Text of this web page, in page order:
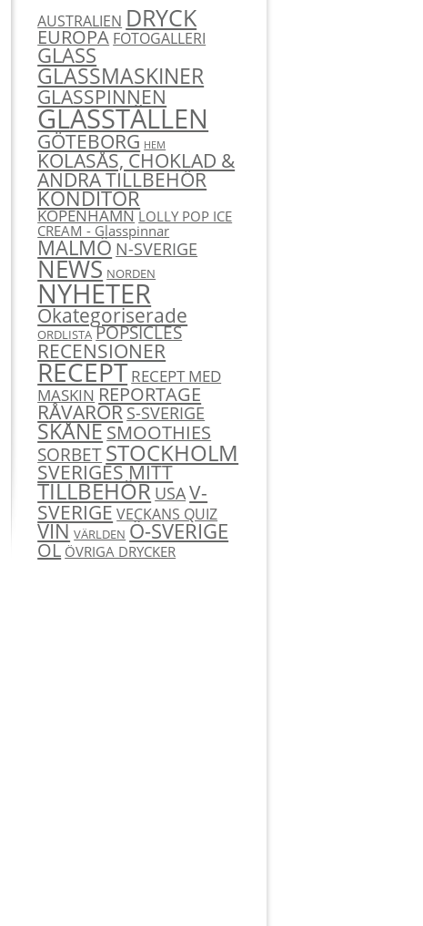
AUSTRALIEN DRYCK
EUROPA FOTOGALLERI
GLASS
GLASSMASKINER
GLASSPINNEN
GLASSTÄLLEN
GÖTEBORG HEM
KOLASÅS, CHOKLAD &
ANDRA TILLBEHÖR
KONDITOR
KÖPENHAMN LOLLY POP ICE
CREAM - Glasspinnar
MALMÖN-SVERIGE
NEWS NORDEN
NYHETER
Okategoriserade
ORDLISTA POPSICLES
RECENSIONER
RECEPT RECEPT MED
MASKIN REPORTAGE
RÅVARORS-SVERIGE
SKÅNESMOOTHIES
SORBETSTOCKHOLM
SVERIGES MITT
TILLBEHÖRUSAV-
SVERIGEVECKANS QUIZ
VIN VÄRLDEN Ö-SVERIGE
ÖL ÖVRIGA DRYCKER